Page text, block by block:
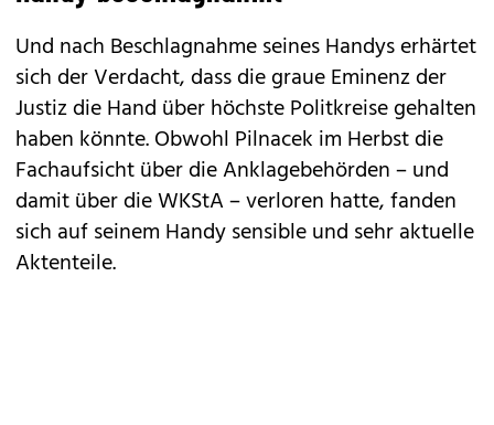
Und nach Beschlagnahme seines Handys erhärtet
sich der Verdacht, dass die graue Eminenz der
Justiz die Hand über höchste Politkreise gehalten
haben könnte. Obwohl Pilnacek im Herbst die
Fachaufsicht über die Anklagebehörden – und
damit über die WKStA – verloren hatte, fanden
sich auf seinem Handy sensible und sehr aktuelle
Aktenteile.